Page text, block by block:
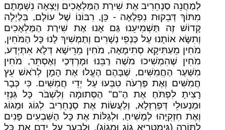
לְמַחֲנֵה סַנְחֵרִיב אֶת שִׁירַת הַמַּלְאָכִים וְיָצְאָה נִשְׁמָתָם
מִתּוֹךְ דְּבֵקוּת נִפְלָאָה - כֵּן, רִבּוֹנוֹ שֶׁל עוֹלָם, בְּלַיְלָה
קָדוֹשׁ זֶה תַּשְׁמִיעֵנוּ גַּם אָנוּ אֶת שִׁירַת הַמַּלְאָכִים
וְתִשָּׂא אוֹתָנוּ עַל כַּנְפֵי נְשָׁרִים וְתַמְשִׁיךְ לָנוּ כָּל הַמֹּחִין,
מֹחִין מֵעַתִּיקָא סְתִימָאָה, מֹחִין מֵרֵישָׁא דְּלָא אִתְיְדַע,
מֹחִין שֶׁהִמְשִׁיכוּ מֹשֶׁה רַבֵּנוּ וּמָרְדְּכַי וְאֶסְתֵּר, מֹחִין
מִשַּׁעַר הַחֲמִשִּׁים, שֶׁבָּהֶם הֶעֱלוּ אֶת הָמָן לְרֹאשׁ עֵץ
חֲמִשִּׁים וְאֶת פַּרְעֹה טִבְּעוּ עַל יְדֵי חֲמִשִּׁים. כִּי כְּבָר
רָצִיתָ לִפְתֹּחַ אֶת הַ"ם" הַסְּתוּמָה וְלִשְׁבֹּר כָּל גִּנְזֵי
וּמַנְעוּלֵי דְּפַרְזְלָא, וְלַעֲשׂוֹת אֶת סַנְחֵרִיב לְגוֹג וּמָגוֹג
וְאֶת חִזְקִיָּהוּ לְמָשִׁיחַ, וּלְגַלּוֹת אֶת כָּל הַשִּׁבְעִים פָּנִים
לַתּוֹרָה (גִּימַטְרִיָּא גוֹג וּמָגוֹג), וּלְבַעֵר עַל יָדָם אֶת כָּל